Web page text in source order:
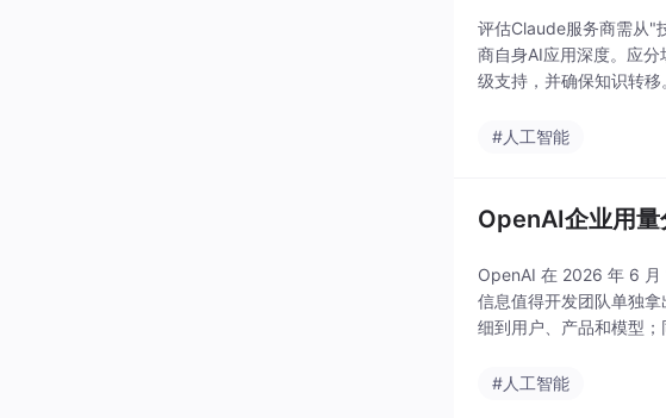
评估Claude服务商需从"
商自身AI应用深度。应
级支持，并确保知识转
#人工智能
OpenAI企业用量
OpenAI 在 2026 年 6 月
信息值得开发团队单独
细到用户、产品和模型
#人工智能